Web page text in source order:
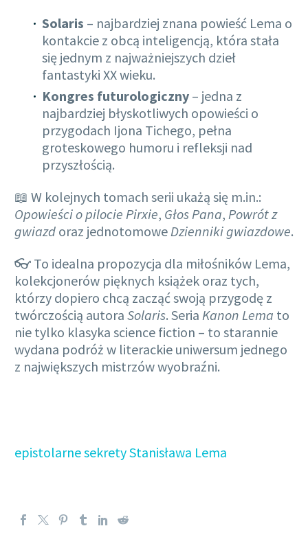
Solaris – najbardziej znana powieść Lema o
kontakcie z obcą inteligencją, która stała
się jednym z najważniejszych dzieł
fantastyki XX wieku.
Kongres futurologiczny – jedna z
najbardziej błyskotliwych opowieści o
przygodach Ijona Tichego, pełna
groteskowego humoru i refleksji nad
przyszłością.
📖 W kolejnych tomach serii ukażą się m.in.:
Opowieści o pilocie Pirxie, Głos Pana, Powrót z
gwiazd oraz jednotomowe Dzienniki gwiazdowe.
👓 To idealna propozycja dla miłośników Lema,
kolekcjonerów pięknych książek oraz tych,
którzy dopiero chcą zacząć swoją przygodę z
twórczością autora Solaris. Seria Kanon Lema to
nie tylko klasyka science fiction – to starannie
wydana podróż w literackie uniwersum jednego
z największych mistrzów wyobraźni.
epistolarne sekrety Stanisława Lema